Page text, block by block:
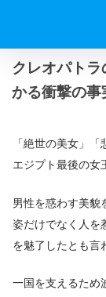
クレオパト
かる衝撃の事
「絶世の美女」
エジプト最後の女
男性を惑わす美貌
姿だけでなく人を
を魅了したとも言
一国を支えるため